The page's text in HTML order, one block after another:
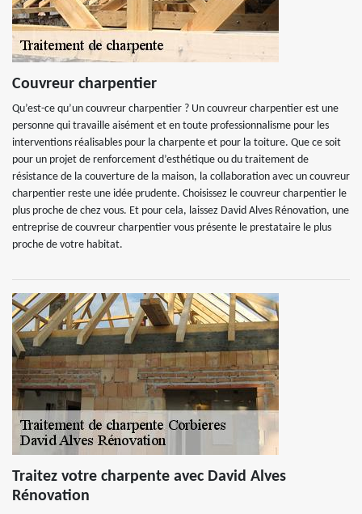
Couvreur charpentier
Qu’est-ce qu’un couvreur charpentier ? Un couvreur charpentier est une
personne qui travaille aisément et en toute professionnalisme pour les
interventions réalisables pour la charpente et pour la toiture. Que ce soit
pour un projet de renforcement d’esthétique ou du traitement de
résistance de la couverture de la maison, la collaboration avec un couvreur
charpentier reste une idée prudente. Choisissez le couvreur charpentier le
plus proche de chez vous. Et pour cela, laissez David Alves Rénovation, une
entreprise de couvreur charpentier vous présente le prestataire le plus
proche de votre habitat.
Traitez votre charpente avec David Alves
Rénovation